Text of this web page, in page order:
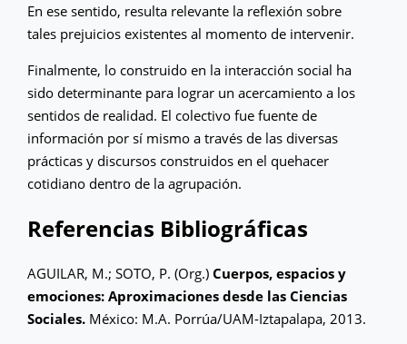
En ese sentido, resulta relevante la reflexión sobre
tales prejuicios existentes al momento de intervenir.
Finalmente, lo construido en la interacción social ha
sido determinante para lograr un acercamiento a los
sentidos de realidad. El colectivo fue fuente de
información por sí mismo a través de las diversas
prácticas y discursos construidos en el quehacer
cotidiano dentro de la agrupación.
Referencias Bibliográficas
AGUILAR, M.; SOTO, P. (Org.) Cuerpos, espacios y
emociones: Aproximaciones desde las Ciencias
Sociales. México: M.A. Porrúa/UAM-Iztapalapa, 2013.